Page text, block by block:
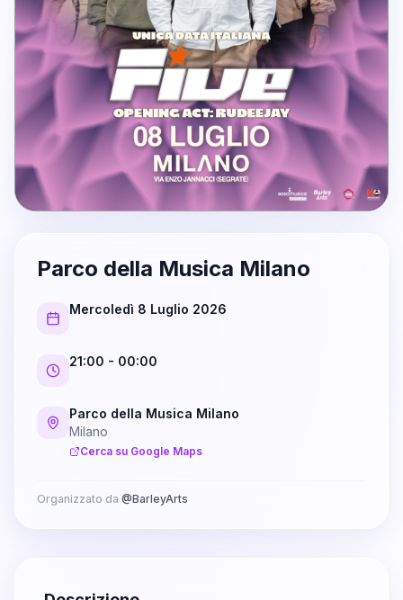
Parco della Musica Milano
Mercoledì 8 Luglio 2026
21:00 - 00:00
Parco della Musica Milano
Milano
Cerca su Google Maps
Organizzato da @BarleyArts